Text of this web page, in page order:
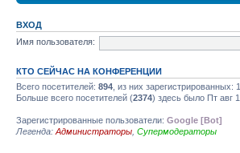
ВХОД
Имя пользователя:
КТО СЕЙЧАС НА КОНФЕРЕНЦИИ
Всего посетителей: 894 , из них
Больше всего посетителей (2374) здесь было Пт авг
Зарегистрированные пользователи: Google [Bot]
Легенда: Администраторы Супермодераторы